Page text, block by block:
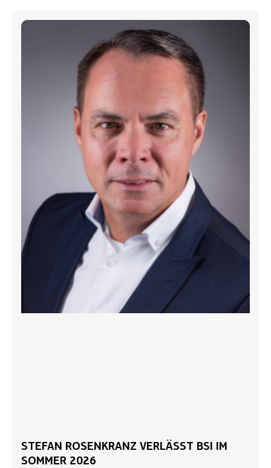
STEFAN ROSENKRANZ VERLÄSST BSI IM
SOMMER 2026